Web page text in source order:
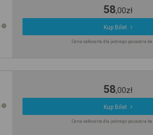
58,00zł
Kup Bilet
Cena całkowita dla jednego pasażera
58,00zł
Kup Bilet
Cena całkowita dla jednego pasażera